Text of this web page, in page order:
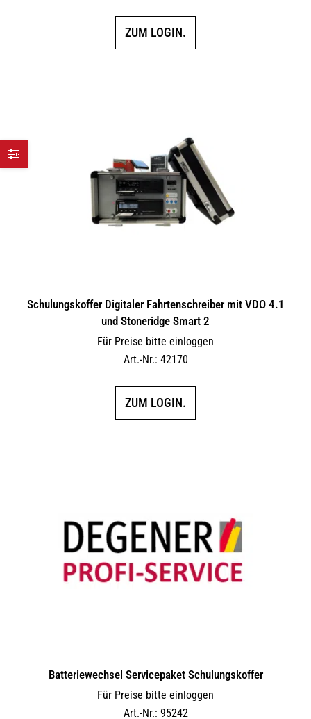
ZUM LOGIN.
Schulungskoffer Digitaler Fahrtenschreiber mit VDO 4.1
und Stoneridge Smart 2
Für Preise bitte einloggen
Art.-Nr.: 42170
ZUM LOGIN.
Batteriewechsel Servicepaket Schulungskoffer
Für Preise bitte einloggen
Art.-Nr.: 95242